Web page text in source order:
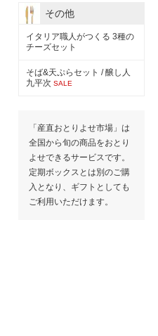
その他
イタリア職人がつくる 3種の
チーズセット
そば&天ぷらセット / 醸し人
九平次 SALE
「産直おとりよせ市場」は
全国から旬の商品をおとり
よせできるサービスです。
定期ボックスとは別のご購
入となり、ギフトとしても
ご利用いただけます。